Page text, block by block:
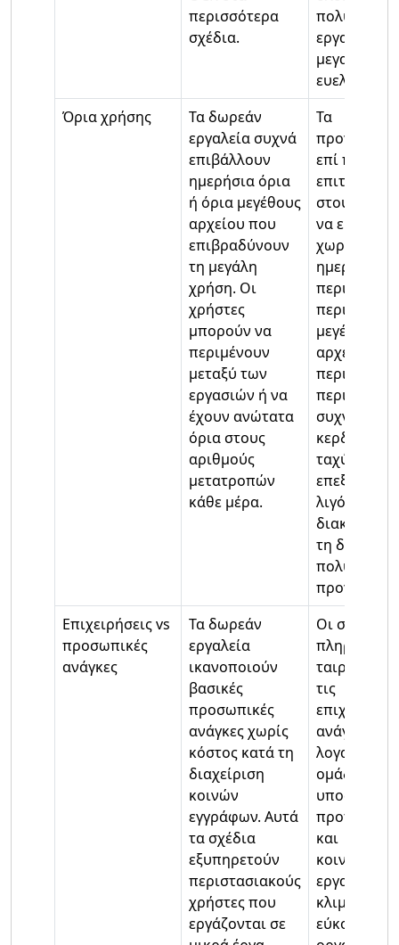
περισσότερα
σχέδια.
εργασίες με
μεγαλύτερη
ευελιξία.
Όρια χρήσης
Τα δωρεάν
εργαλεία συχνά
επιβάλλουν
ημερήσια όρια
ή όρια μεγέθους
αρχείου που
επιβραδύνουν
τη μεγάλη
χρήση. Οι
χρήστες
μπορούν να
περιμένουν
μεταξύ των
εργασιών ή να
έχουν ανώτατα
όρια στους
αριθμούς
μετατροπών
κάθε μέρα.
Τα
επί
επιτρέπουν
στους
να
χωρίς
ημερήσιους
μεγέθους
αρχείου
συχνοί
κερδίζουν
ταχύτερη
λιγότερες
διακοπές
τη
Επιχειρήσεις vs
προσωπικές
ανάγκες
Τα δωρεάν
εργαλεία
ικανοποιούν
βασικές
προσωπικές
ανάγκες χωρίς
κόστος κατά τη
διαχείριση
κοινών
εγγράφων. Αυτά
τα σχέδια
εξυπηρετούν
περιστασιακούς
χρήστες που
εργάζονται σε
Οι σουίτες
πληρωμή
ταιριάζουν
τις
ανάγκες με
ομάδας,
υποστήριξη
και
εργαλεία
εύκολα. Οι